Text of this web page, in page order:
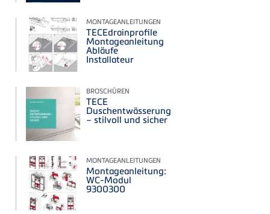
MONTAGEANLEITUNGEN
TECEdrainprofile
Montageanleitung
Abläufe
Installateur
BROSCHÜREN
TECE
Duschentwässerung
– stilvoll und sicher
MONTAGEANLEITUNGEN
Montageanleitung:
WC-Modul
9300300